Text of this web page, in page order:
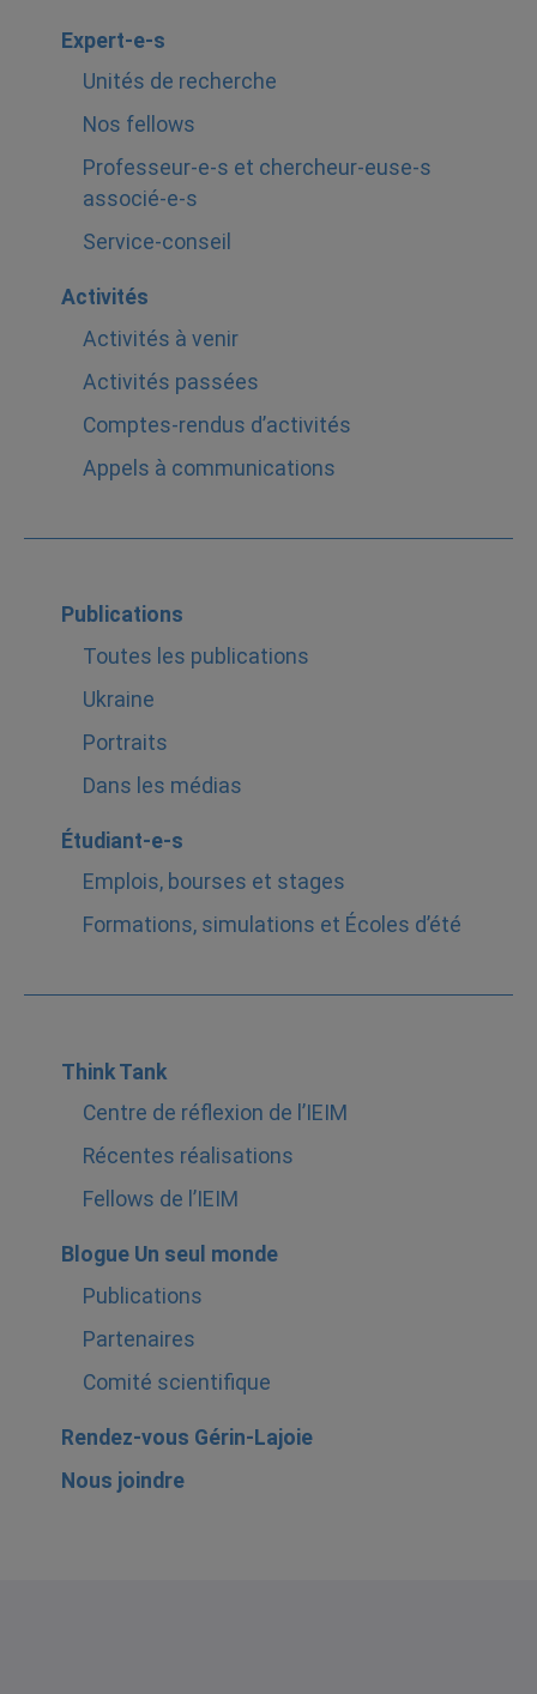
Expert-e-s
Unités de recherche
Nos fellows
Professeur-e-s et chercheur-euse-s
associé-e-s
Service-conseil
Activités
Activités à venir
Activités passées
Comptes-rendus d’activités
Appels à communications
Publications
Toutes les publications
Ukraine
Portraits
Dans les médias
Étudiant-e-s
Emplois, bourses et stages
Formations, simulations et Écoles d’été
Think Tank
Centre de réflexion de l’IEIM
Récentes réalisations
Fellows de l’IEIM
Blogue Un seul monde
Publications
Partenaires
Comité scientifique
Rendez-vous Gérin-Lajoie
Nous joindre